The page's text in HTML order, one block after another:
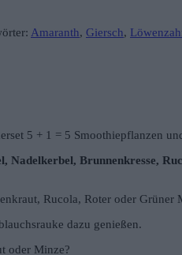
Amaranth, Giersch,
5 + 1 = 5 Smoothiepflanzen
Brunnenkresse,
Rucola, Roter oder
dazu genießen.
oder Minze?